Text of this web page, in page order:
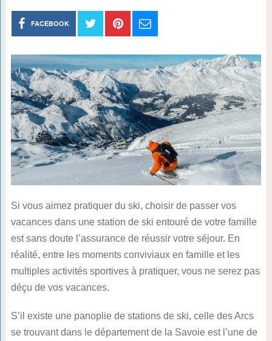
FACEBOOK
Si vous aimez pratiquer du ski, choisir de passer vos
vacances dans une station de ski entouré de votre famille
est sans doute l’assurance de réussir votre séjour. En
réalité, entre les moments conviviaux en famille et les
multiples activités sportives à pratiquer, vous ne serez pas
déçu de vos vacances.
S’il existe une panoplie de stations de ski, celle des Arcs
se trouvant dans le département de la Savoie est l’une de